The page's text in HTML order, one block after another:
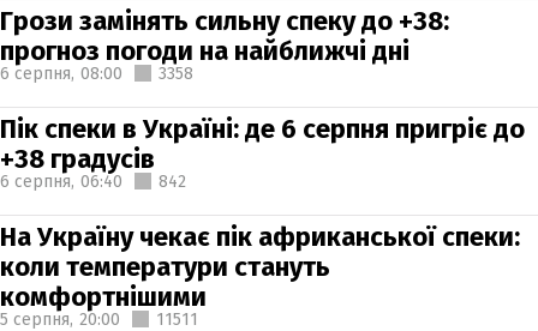
Грози замінять сильну спеку до +38:
прогноз погоди на найближчі дні
6 серпня, 08:00 3358
Пік спеки в Україні: де 6 серпня пригріє до
+38 градусів
6 серпня, 06:40 842
На Україну чекає пік африканської спеки:
коли температури стануть
комфортнішими
5 серпня, 20:00 11511